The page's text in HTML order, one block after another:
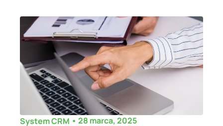
System CRM • 28 marca, 2025